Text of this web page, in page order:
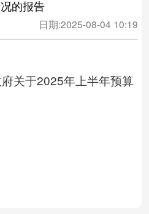
的报告
日期:2025-08-04 10:19
关于2025年上半年预算